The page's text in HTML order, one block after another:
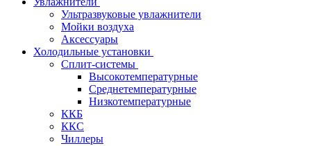
Ультразвуковые увлажнители
Мойки воздуха
Аксессуары
Холодильные установки
Сплит-системы
Высокотемпературные
Среднетемпературные
Низкотемпературные
ККБ
ККС
Чиллеры